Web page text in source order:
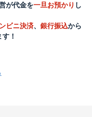
が代金を一旦お預かり し
ビニ決済、 銀行振込から
！